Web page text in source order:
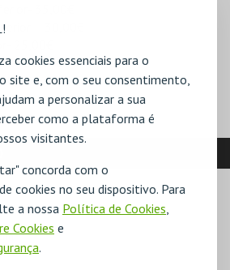
cookies essenciais para o
site e, com o seu consentimento,
a personalizar a sua
como a plataforma é
visitantes.
concorda com o
cookies no seu dispositivo. Para
a nossa Política de Cookies
Cookies e
.
35,00€
– 30,00€
25,00€
– 20,00€
20,00€